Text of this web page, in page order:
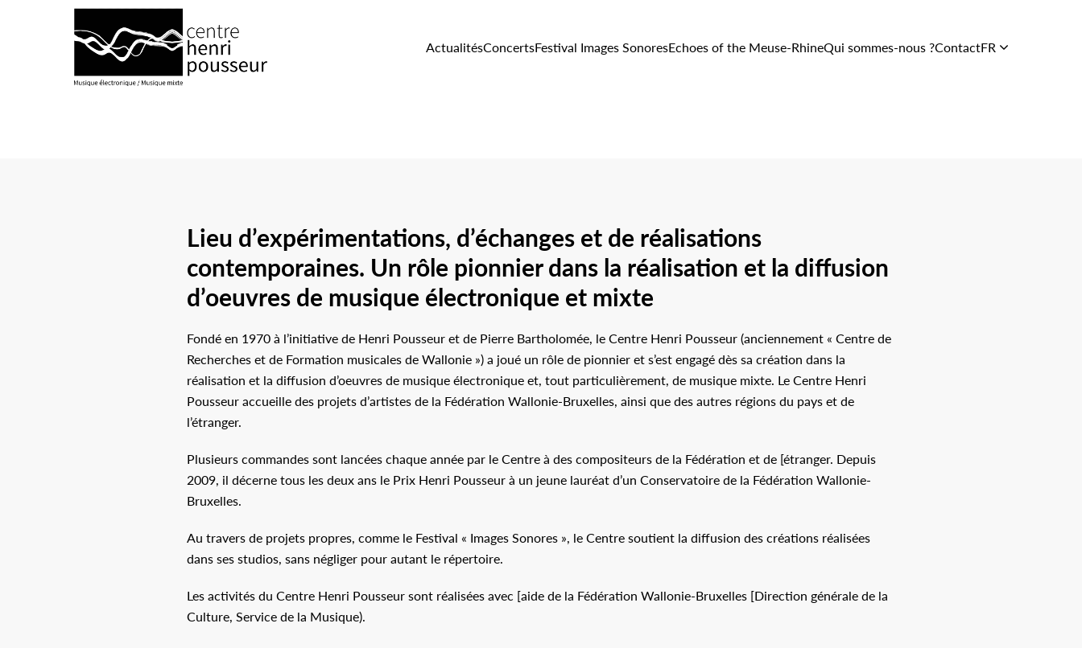
ActualitésConcertsFestival Images SonoresEchoes of the Meuse-RhineQui sommes-nous ?ContactFR
Lieu d’expérimentations, d’échanges et de réalisations
contemporaines. Un rôle pionnier dans la réalisation et la diffusion
d’oeuvres de musique électronique et mixte
Fondé en 1970 à l’initiative de Henri Pousseur et de Pierre Bartholomée, le Centre Henri Pousseur (anciennement « Centre de
Recherches et de Formation musicales de Wallonie ») a joué un rôle de pionnier et s’est engagé dès sa création dans la
réalisation et la diffusion d’oeuvres de musique électronique et, tout particulièrement, de musique mixte. Le Centre Henri
Pousseur accueille des projets d’artistes de la Fédération Wallonie-Bruxelles, ainsi que des autres régions du pays et de
l’étranger.
Plusieurs commandes sont lancées chaque année par le Centre à des compositeurs de la Fédération et de [étranger. Depuis
2009, il décerne tous les deux ans le Prix Henri Pousseur à un jeune lauréat d’un Conservatoire de la Fédération Wallonie-
Bruxelles.
Au travers de projets propres, comme le Festival « Images Sonores », le Centre soutient la diffusion des créations réalisées
dans ses studios, sans négliger pour autant le répertoire.
Les activités du Centre Henri Pousseur sont réalisées avec [aide de la Fédération Wallonie-Bruxelles [Direction générale de la
Culture, Service de la Musique).